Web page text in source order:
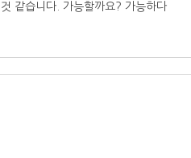
같습니다. 가능할까요? 가능하다